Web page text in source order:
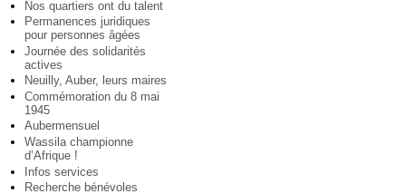
Nos quartiers ont du talent
Permanences juridiques
pour personnes âgées
Journée des solidarités
actives
Neuilly, Auber, leurs maires
Commémoration du 8 mai
1945
Aubermensuel
Wassila championne
d’Afrique !
Infos services
Recherche bénévoles